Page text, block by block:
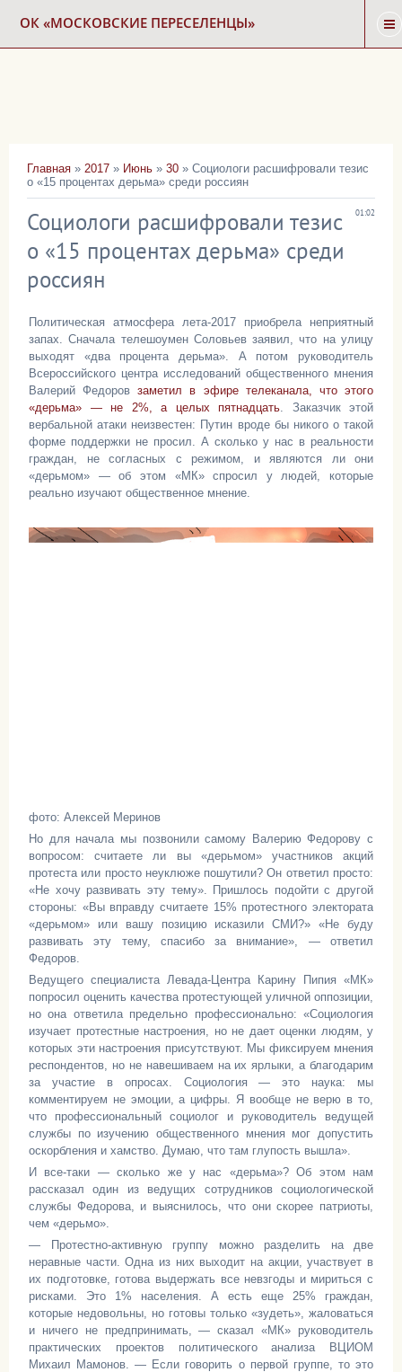
ОК «МОСКОВСКИЕ ПЕРЕСЕЛЕНЦЫ»
КАРТА СНОСА
ФОРУМ
Главная » 2017 » Июнь » 30 » Социологи расшифровали тезис
о «15 процентах дерьма» среди россиян
01:02
Социологи расшифровали тезис
о «15 процентах дерьма» среди
россиян
Политическая атмосфера лета-2017 приобрела неприятный
запах. Сначала телешоумен Соловьев заявил, что на улицу
выходят «два процента дерьма». А потом руководитель
Всероссийского центра исследований общественного мнения
Валерий Федоров заметил в эфире телеканала, что этого
«дерьма» — не 2%, а целых пятнадцать. Заказчик этой
вербальной атаки неизвестен: Путин вроде бы никого о такой
форме поддержки не просил. А сколько у нас в реальности
граждан, не согласных с режимом, и являются ли они
«дерьмом» — об этом «МК» спросил у людей, которые
реально изучают общественное мнение.
фото: Алексей Меринов
Но для начала мы позвонили самому Валерию Федорову с
вопросом: считаете ли вы «дерьмом» участников акций
протеста или просто неуклюже пошутили? Он ответил просто:
«Не хочу развивать эту тему». Пришлось подойти с другой
стороны: «Вы вправду считаете 15% протестного электората
«дерьмом» или вашу позицию исказили СМИ?» «Не буду
развивать эту тему, спасибо за внимание», — ответил
Федоров.
Ведущего специалиста Левада-Центра Карину Пипия «МК»
попросил оценить качества протестующей уличной оппозиции,
но она ответила предельно профессионально: «Социология
изучает протестные настроения, но не дает оценки людям, у
которых эти настроения присутствуют. Мы фиксируем мнения
респондентов, но не навешиваем на их ярлыки, а благодарим
за участие в опросах. Социология — это наука: мы
комментируем не эмоции, а цифры. Я вообще не верю в то,
что профессиональный социолог и руководитель ведущей
службы по изучению общественного мнения мог допустить
оскорбления и хамство. Думаю, что там глупость вышла».
И все-таки — сколько же у нас «дерьма»? Об этом нам
рассказал один из ведущих сотрудников социологической
службы Федорова, и выяснилось, что они скорее патриоты,
чем «дерьмо».
— Протестно-активную группу можно разделить на две
неравные части. Одна из них выходит на акции, участвует в
их подготовке, готова выдержать все невзгоды и мириться с
рисками. Это 1% населения. А есть еще 25% граждан,
которые недовольны, но готовы только «зудеть», жаловаться
и ничего не предпринимать, — сказал «МК» руководитель
практических проектов политического анализа ВЦИОМ
Михаил Мамонов. — Если говорить о первой группе, то это